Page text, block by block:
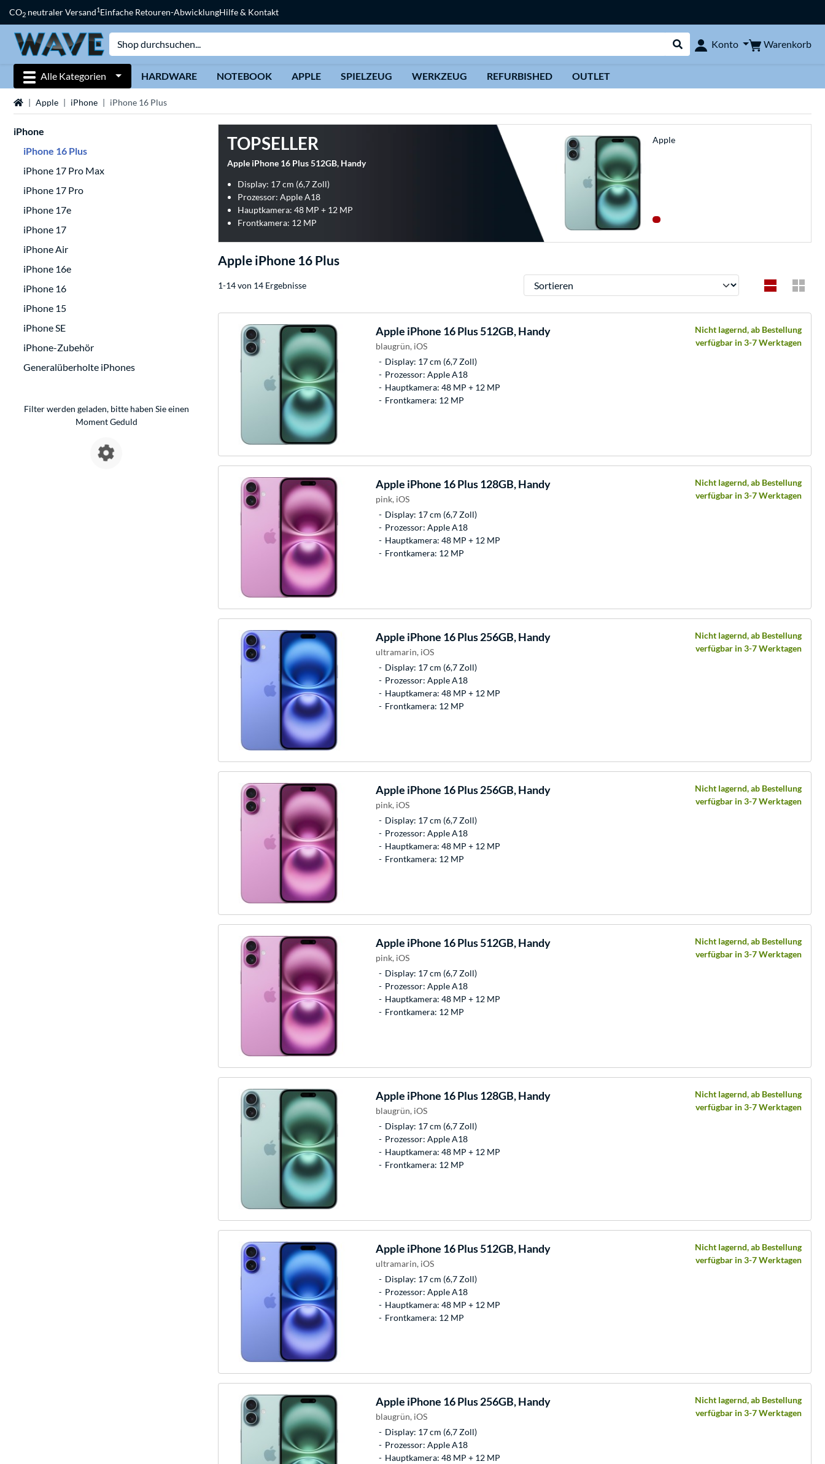
CO2 neutraler Versand1Einfache Retouren-AbwicklungHilfe & Kontakt
Suche durchführen
Konto Warenkorb
Alle Kategorien HARDWARE NOTEBOOK APPLE SPIELZEUG WERKZEUG REFURBISHED OUTLET
Startseite
Apple iPhone iPhone 16 Plus
iPhone
iPhone 16 Plus
iPhone 17 Pro Max
iPhone 17 Pro
iPhone 17e
iPhone 17
iPhone Air
iPhone 16e
iPhone 16
iPhone 15
iPhone SE
iPhone-Zubehör
Generalüberholte iPhones
Filter werden geladen, bitte haben Sie einen
Moment Geduld
TOPSELLER
Apple iPhone 16 Plus 512GB, Handy
Display: 17 cm (6,7 Zoll)
Prozessor: Apple A18
Hauptkamera: 48 MP + 12 MP
Frontkamera: 12 MP
Apple
Apple iPhone 16 Plus
1-14 von 14 Ergebnisse Sortieren
Apple iPhone 16 Plus 512GB, Handy
blaugrün, iOS
Display: 17 cm (6,7 Zoll)
Prozessor: Apple A18
Hauptkamera: 48 MP + 12 MP
Frontkamera: 12 MP
Nicht lagernd, ab Bestellung
verfügbar in 3-7 Werktagen
Apple iPhone 16 Plus 128GB, Handy
pink, iOS
Display: 17 cm (6,7 Zoll)
Prozessor: Apple A18
Hauptkamera: 48 MP + 12 MP
Frontkamera: 12 MP
Nicht lagernd, ab Bestellung
verfügbar in 3-7 Werktagen
Apple iPhone 16 Plus 256GB, Handy
ultramarin, iOS
Display: 17 cm (6,7 Zoll)
Prozessor: Apple A18
Hauptkamera: 48 MP + 12 MP
Frontkamera: 12 MP
Nicht lagernd, ab Bestellung
verfügbar in 3-7 Werktagen
Apple iPhone 16 Plus 256GB, Handy
pink, iOS
Display: 17 cm (6,7 Zoll)
Prozessor: Apple A18
Hauptkamera: 48 MP + 12 MP
Frontkamera: 12 MP
Nicht lagernd, ab Bestellung
verfügbar in 3-7 Werktagen
Apple iPhone 16 Plus 512GB, Handy
pink, iOS
Display: 17 cm (6,7 Zoll)
Prozessor: Apple A18
Hauptkamera: 48 MP + 12 MP
Frontkamera: 12 MP
Nicht lagernd, ab Bestellung
verfügbar in 3-7 Werktagen
Apple iPhone 16 Plus 128GB, Handy
blaugrün, iOS
Display: 17 cm (6,7 Zoll)
Prozessor: Apple A18
Hauptkamera: 48 MP + 12 MP
Frontkamera: 12 MP
Nicht lagernd, ab Bestellung
verfügbar in 3-7 Werktagen
Apple iPhone 16 Plus 512GB, Handy
ultramarin, iOS
Display: 17 cm (6,7 Zoll)
Prozessor: Apple A18
Hauptkamera: 48 MP + 12 MP
Frontkamera: 12 MP
Nicht lagernd, ab Bestellung
verfügbar in 3-7 Werktagen
Apple iPhone 16 Plus 256GB, Handy
blaugrün, iOS
Display: 17 cm (6,7 Zoll)
Prozessor: Apple A18
Hauptkamera: 48 MP + 12 MP
Nicht lagernd, ab Bestellung
verfügbar in 3-7 Werktagen